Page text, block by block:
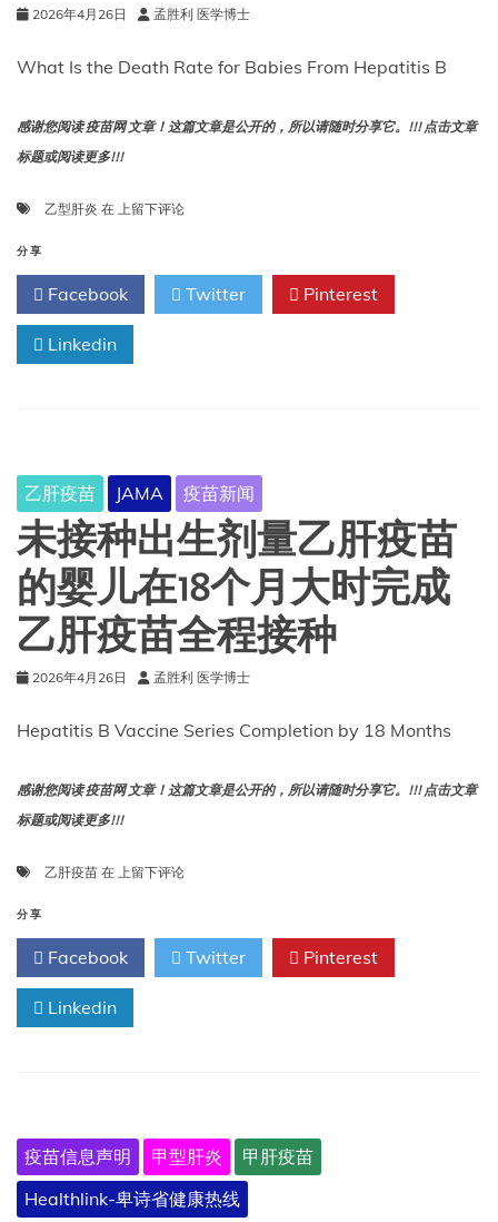
反
孩
响。
2026年4月26日 孟胜利 医学博士
What Is the Death Rate for Babies From Hepatitis B
感谢您阅读 疫苗网 文章！这篇文章是公开的，所以请随时分享它。!!! 点击文章
标题或阅读更多!!!
乙型肝炎 在 婴
染
乙
型
炎
是
多
少？
上留下评论
分享
Facebook Twitter Pinterest
Linkedin
乙肝疫苗 JAMA 疫苗新闻
未接种出生剂量乙肝疫苗
的婴儿在18个月大时完成
乙肝疫苗全程接种
2026年4月26日 孟胜利 医学博士
Hepatitis B Vaccine Series Completion by 18 Months
感谢您阅读 疫苗网 文章！这篇文章是公开的，所以请随时分享它。!!! 点击文章
标题或阅读更多!!!
乙肝疫苗 在 未
出
生
剂
乙
婴
儿
在
18
上留下评论
分享
Facebook Twitter Pinterest
Linkedin
疫苗信息声明 甲型肝炎
甲肝疫苗
Healthlink-卑诗省健康热线